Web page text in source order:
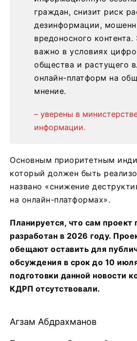
граждан, снизит риск
дезинформации,
вредоносного
важно в условиях
общества и растущего
онлайн-платформ на
мнение.
– уверены в
информации.
Основным приоритетным
который должен быть
названо «снижение
на онлайн-платформах».
Планируется, что сам проект
разработан в 2026 году.
обещают оставить для
обсуждения в срок до 10
подготовки данной новости
КДРП отсутствовали.
Агзам Абдрахманов